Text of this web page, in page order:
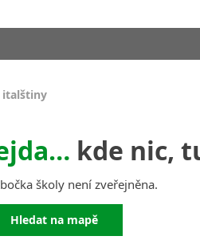
abecedy
JŠ
italštiny
kde nic,
školy není zveřejněna.
Hledat na mapě